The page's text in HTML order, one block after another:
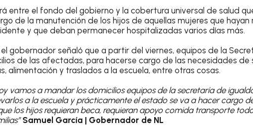
entre el fondo del gobierno y la cobertura universal de salud
de la manutención de los hijos de aquellas mujeres que hayan
y que deban permanecer hospitalizadas varios días más.
gobernador señaló que a partir del viernes, equipos de la
de las afectadas, para hacerse cargo de las necesidades de
alimentación y traslados a la escuela, entre otras cosas.
vamos a mandar los domicilios equipos de la secretaría de
a la escuela y prácticamente el estado se va a hacer cargo
los hijos requieran beca, requieran apoyo comida transporte
Samuel García | Gobernador de NL